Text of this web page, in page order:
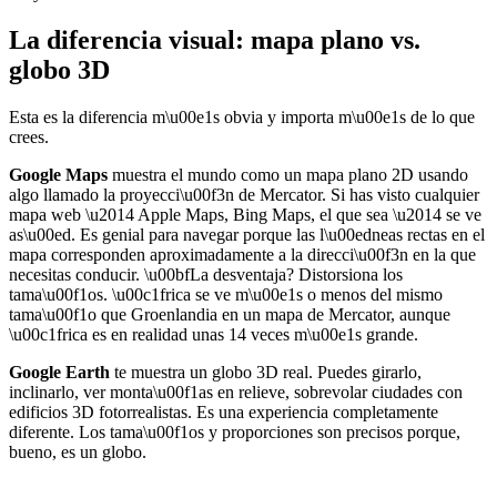
La diferencia visual: mapa plano vs.
globo 3D
Esta es la diferencia m\u00e1s obvia y importa m\u00e1s de lo que
crees.
Google Maps muestra el mundo como un mapa plano 2D usando
algo llamado la proyecci\u00f3n de Mercator. Si has visto cualquier
mapa web \u2014 Apple Maps, Bing Maps, el que sea \u2014 se ve
as\u00ed. Es genial para navegar porque las l\u00edneas rectas en el
mapa corresponden aproximadamente a la direcci\u00f3n en la que
necesitas conducir. \u00bfLa desventaja? Distorsiona los
tama\u00f1os. \u00c1frica se ve m\u00e1s o menos del mismo
tama\u00f1o que Groenlandia en un mapa de Mercator, aunque
\u00c1frica es en realidad unas 14 veces m\u00e1s grande.
Google Earth te muestra un globo 3D real. Puedes girarlo,
inclinarlo, ver monta\u00f1as en relieve, sobrevolar ciudades con
edificios 3D fotorrealistas. Es una experiencia completamente
diferente. Los tama\u00f1os y proporciones son precisos porque,
bueno, es un globo.